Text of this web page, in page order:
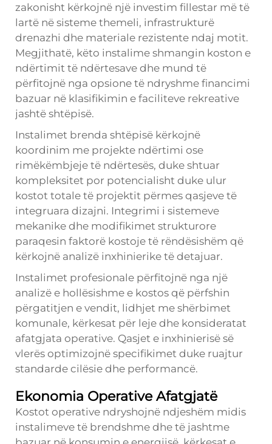
zakonisht kërkojnë një investim fillestar më të
lartë në sisteme themeli, infrastrukturë
drenazhi dhe materiale rezistente ndaj motit.
Megjithatë, këto instalime shmangin koston e
ndërtimit të ndërtesave dhe mund të
përfitojnë nga opsione të ndryshme financimi
bazuar në klasifikimin e faciliteve rekreative
jashtë shtëpisë.
Instalimet brenda shtëpisë kërkojnë
koordinim me projekte ndërtimi ose
rimëkëmbjeje të ndërtesës, duke shtuar
kompleksitet por potencialisht duke ulur
kostot totale të projektit përmes qasjeve të
integruara dizajni. Integrimi i sistemeve
mekanike dhe modifikimet strukturore
paraqesin faktorë kostoje të rëndësishëm që
kërkojnë analizë inxhinierike të detajuar.
Instalimet profesionale përfitojnë nga një
analizë e hollësishme e kostos që përfshin
përgatitjen e vendit, lidhjet me shërbimet
komunale, kërkesat për leje dhe konsideratat
afatgjata operative. Qasjet e inxhinierisë së
vlerës optimizojnë specifikimet duke ruajtur
standarde cilësie dhe performancë.
Ekonomia Operative Afatgjatë
Kostot operative ndryshojnë ndjeshëm midis
instalimeve të brendshme dhe të jashtme